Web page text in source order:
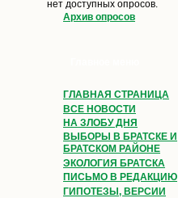
нет доступных опросов.
Архив опросов
ГЛАВНАЯ СТРАНИЦА
ВСЕ НОВОСТИ
НА ЗЛОБУ ДНЯ
ВЫБОРЫ В БРАТСКЕ И
БРАТСКОМ РАЙОНЕ
ЭКОЛОГИЯ БРАТСКА
ПИСЬМО В РЕДАКЦИЮ
ГИПОТЕЗЫ, ВЕРСИИ